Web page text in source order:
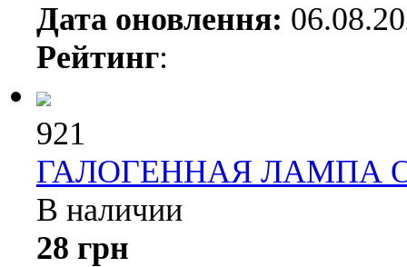
Дата оновлення:
Рейтинг:
921
ГАЛОГЕННАЯ ЛАМПА
В наличии
28 грн